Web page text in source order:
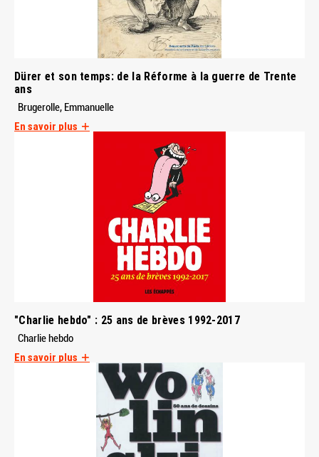
Dürer et son temps: de la Réforme à la guerre de Trente
ans
Brugerolle, Emmanuelle
En savoir plus
"Charlie hebdo" : 25 ans de brèves 1992-2017
Charlie hebdo
En savoir plus